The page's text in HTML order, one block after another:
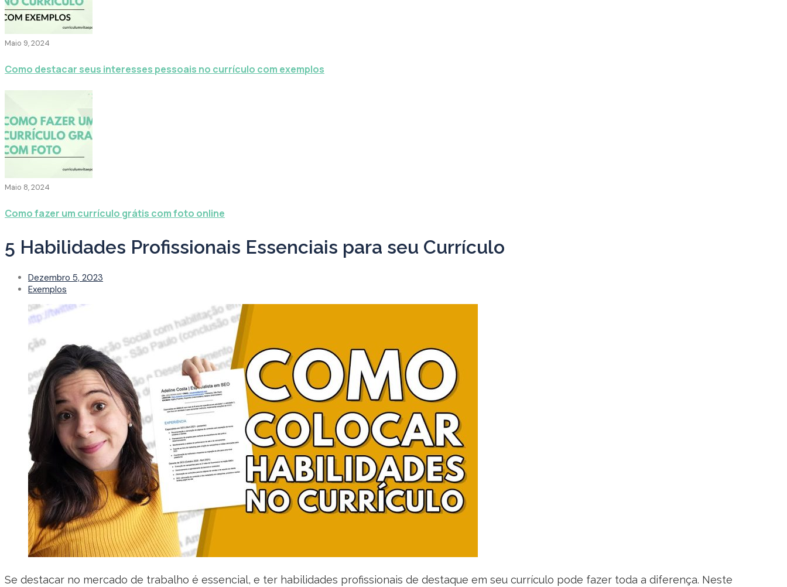
Maio 9, 2024
Como destacar seus interesses pessoais no currículo com exemplos
Maio 8, 2024
Como fazer um currículo grátis com foto online
5 Habilidades Profissionais Essenciais para seu Currículo
Dezembro 5, 2023
Exemplos
Se destacar no mercado de trabalho é essencial, e ter habilidades profissionais de destaque em seu currículo pode fazer toda a diferença. Neste